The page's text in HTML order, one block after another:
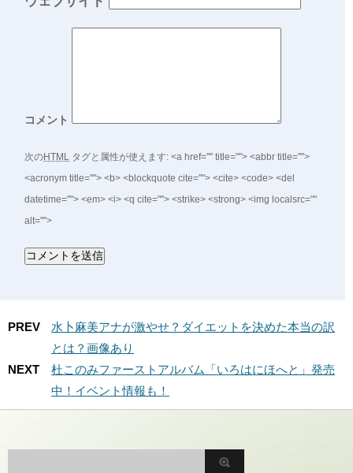
コメント
次のHTML タグと属性が使えます: <a href="" title=""> <abbr title="">
<acronym title=""> <b> <blockquote cite=""> <cite> <code> <del
datetime=""> <em> <i> <q cite=""> <strike> <strong> <img localsrc=""
alt="">
PREV
水卜麻美アナが激やせ？ダイエットを決めた本当の訳
とは？画像あり
NEXT
杜このみファーストアルバム「いろはにほへと」発売
中！イベント情報も！